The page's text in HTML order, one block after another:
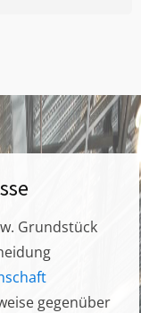
Grundstück
gegenüber